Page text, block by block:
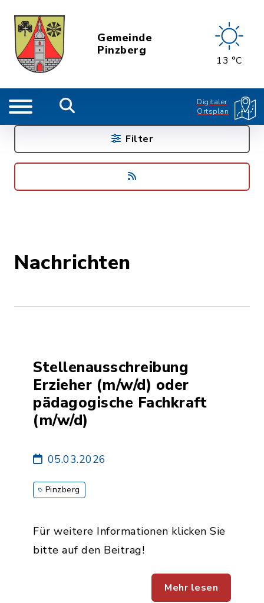
Gemeinde
Pinzberg
13 °C
Digitaler
Ortsplan
Nachrichten
Stellenausschreibung
Erzieher (m/w/d) oder
pädagogische Fachkraft
(m/w/d)
05.03.2026
Pinzberg
Für weitere Informationen klicken Sie
bitte auf den Beitrag!
Mehr lesen
Filter